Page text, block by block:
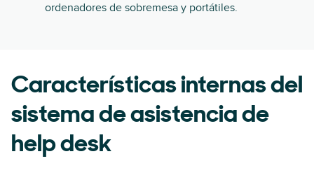
ordenadores de sobremesa y portátiles.
Características internas del
sistema de asistencia de
help desk